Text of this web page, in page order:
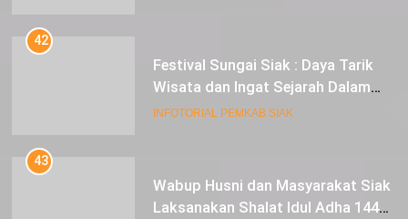
42
Festival Sungai Siak : Daya Tarik
Wisata dan Ingat Sejarah Dalam
Lestarikan Peradaban
INFOTORIAL PEMKAB SIAK
43
Wabup Husni dan Masyarakat Siak
Laksanakan Shalat Idul Adha 1445